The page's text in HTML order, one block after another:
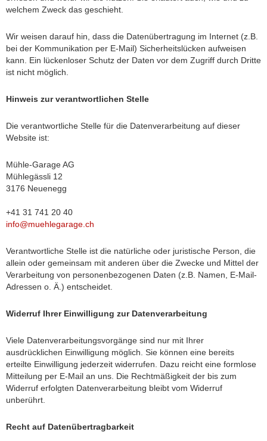
welchem Zweck das geschieht.
Wir weisen darauf hin, dass die Datenübertragung im Internet (z.B.
bei der Kommunikation per E-Mail) Sicherheitslücken aufweisen
kann. Ein lückenloser Schutz der Daten vor dem Zugriff durch Dritte
ist nicht möglich.
Hinweis zur verantwortlichen Stelle
Die verantwortliche Stelle für die Datenverarbeitung auf dieser
Website ist:
Mühle-Garage AG
Mühlegässli 12
3176 Neuenegg
+41 31 741 20 40
info@muehlegarage.ch
Verantwortliche Stelle ist die natürliche oder juristische Person, die
allein oder gemeinsam mit anderen über die Zwecke und Mittel der
Verarbeitung von personenbezogenen Daten (z.B. Namen, E-Mail-
Adressen o. Ä.) entscheidet.
Widerruf Ihrer Einwilligung zur Datenverarbeitung
Viele Datenverarbeitungsvorgänge sind nur mit Ihrer
ausdrücklichen Einwilligung möglich. Sie können eine bereits
erteilte Einwilligung jederzeit widerrufen. Dazu reicht eine formlose
Mitteilung per E-Mail an uns. Die Rechtmäßigkeit der bis zum
Widerruf erfolgten Datenverarbeitung bleibt vom Widerruf
unberührt.
Recht auf Datenübertragbarkeit